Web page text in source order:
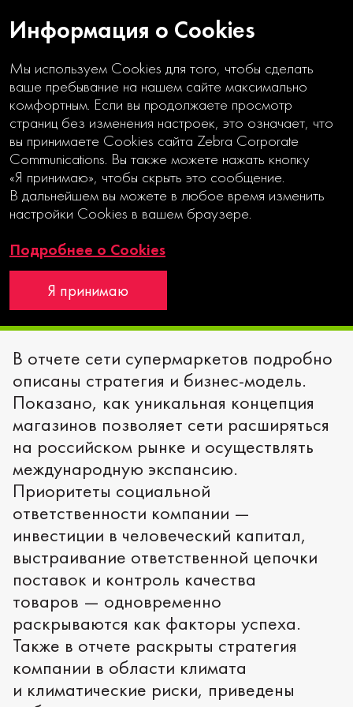
СТРАТЕГИЯ РОСТА
Годовой отчет
Интерактивный годовой отчет
ESEF-отчет
В отчете сети супермаркетов подробно
описаны стратегия и бизнес-модель.
Показано, как уникальная концепция
магазинов позволяет сети расширяться
на российском рынке и осуществлять
международную экспансию.
Приоритеты социальной
ответственности компании —
инвестиции в человеческий капитал,
выстраивание ответственной цепочки
поставок и контроль качества
товаров — одновременно
раскрываются как факторы успеха.
Также в отчете раскрыты стратегия
компании в области климата
и климатические риски, приведены
Информация о Cookies
Мы используем Cookies для того, чтобы сделать
ваше пребывание на нашем сайте максимально
комфортным. Если вы продолжаете просмотр
страниц без изменения настроек, это означает, что
вы принимаете Cookies сайта Zebra Corporate
Communications. Вы также можете нажать кнопку
«Я принимаю», чтобы скрыть это сообщение.
В дальнейшем вы можете в любое время изменить
настройки Cookies в вашем браузере.
Подробнее о Cookies
Я принимаю